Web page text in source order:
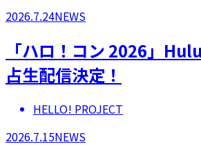
2026.7.24NEWS
「ハロ！コン 2026」
占生配信決定！
HELLO! PROJECT
2026.7.15NEWS